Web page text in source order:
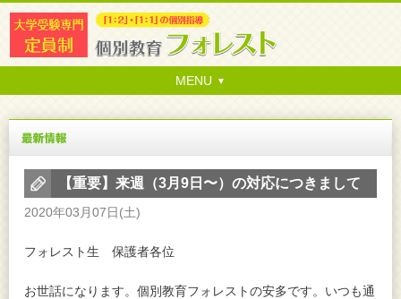
MENU
【重要】来週（3月9日〜）の対応につきまして
2020年03月07日(土)
フォレスト生 保護者各位
お世話になります。個別教育フォレストの安多です。いつも通